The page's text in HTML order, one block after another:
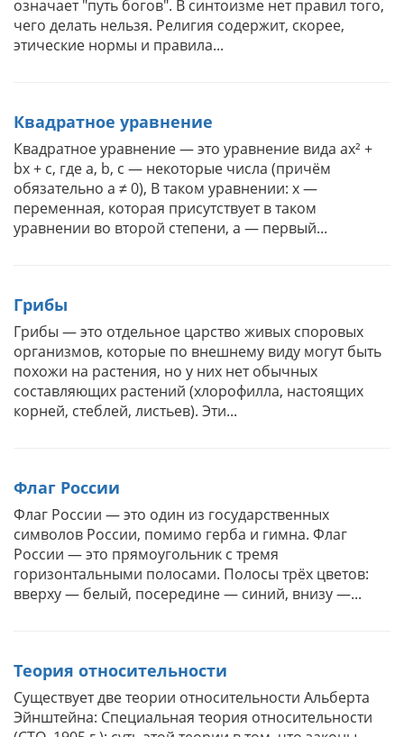
означает "путь богов". В синтоизме нет правил того,
чего делать нельзя. Религия содержит, скорее,
этические нормы и правила...
Квадратное уравнение
Квадратное уравнение — это уравнение вида ax² +
bx + c, где a, b, c — некоторые числа (причём
обязательно a ≠ 0), В таком уравнении: x —
переменная, которая присутствует в таком
уравнении во второй степени, a — первый...
Грибы
Грибы — это отдельное царство живых споровых
организмов, которые по внешнему виду могут быть
похожи на растения, но у них нет обычных
составляющих растений (хлорофилла, настоящих
корней, стеблей, листьев). Эти...
Флаг России
Флаг России — это один из государственных
символов России, помимо герба и гимна. Флаг
России — это прямоугольник с тремя
горизонтальными полосами. Полосы трёх цветов:
вверху — белый, посередине — синий, внизу —...
Теория относительности
Существует две теории относительности Альберта
Эйнштейна: Специальная теория относительности